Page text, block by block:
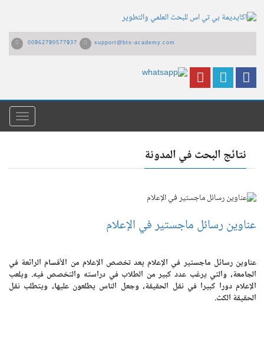
00962790577937 support@bts-academy.com
القائمة
نتائج البحث في المدونة
عناوين رسائل ماجستير في الإعلام
عناوين رسائل ماجستير في الإعلام يعد تخصص الإعلام من الأقسام الرائعة في
الجامعة، والتي يرغب عدد كبير من الطلاب في دراسته والتخصص فيه. ويلعب
الإعلام دورا كبيرا في نقل الحقيقة، وجعل الناس يطلعون عليها، ويتطلب نقل
الحقيقة الكث.